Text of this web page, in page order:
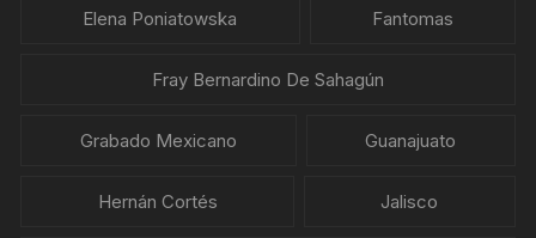
Elena Poniatowska Fantomas
Fray Bernardino De Sahagún
Grabado Mexicano Guanajuato
Hernán Cortés Jalisco